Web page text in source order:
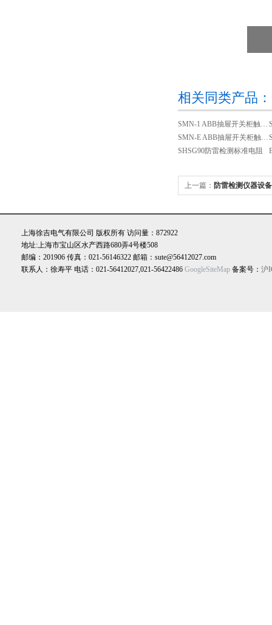
相关同类产品：
SMN-1 ABB抽屉开关柜触头夹紧力检测仪
SMN-E ABB抽屉开关柜触头夹紧力检测仪
SHSG90防雷检测标准电阻
上一篇： 防雷检测仪器设
上海徐吉电气有限公司 版权所有 访问量：872922
地址:上海市宝山区水产西路680弄4号楼508
邮编：201906 传真：021-56146322 邮箱：sute@56412027.com
联系人：徐寿平 电话：021-56412027,021-56422486 GoogleSiteMap 备案号： 沪